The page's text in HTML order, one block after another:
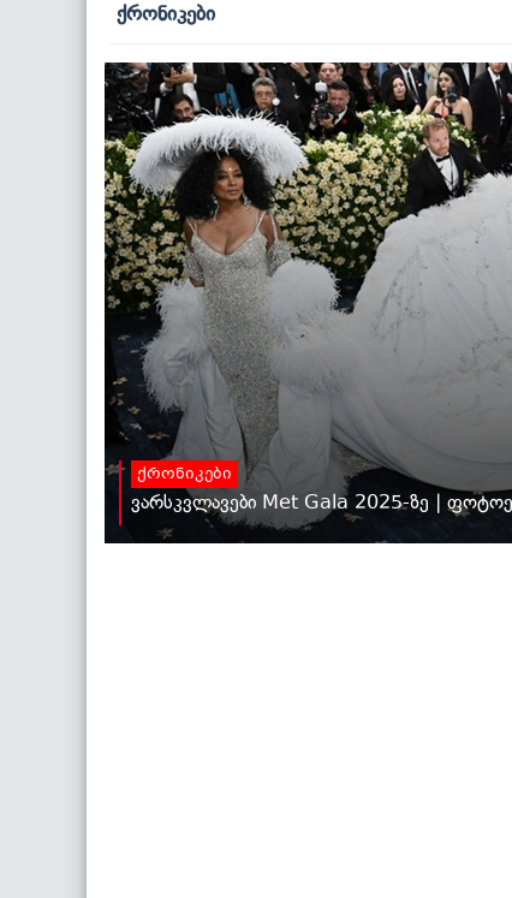
ქრონიკები
ქრონიკები
ვარსკვლავები Met Gala 2025-ზე |